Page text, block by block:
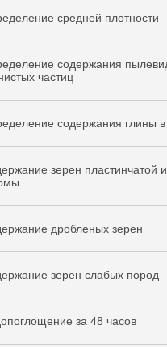
средней плотности
содержания
частиц
содержания глины в
зерен пластинчатой и
дробленых зерен
зерен слабых пород
за 48 часов